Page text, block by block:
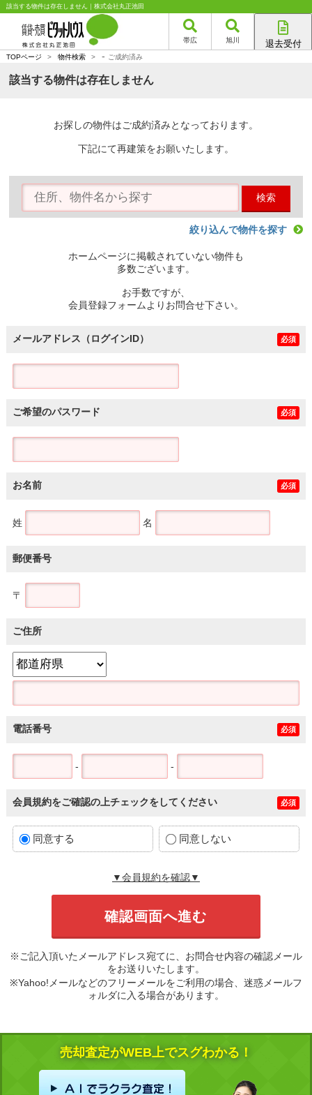
該当する物件は存在しません｜株式会社丸正池田
帯広 旭川 退去受付
TOPページ > 物件検索 > - ご成約済み
該当する物件は存在しません
お探しの物件はご成約済みとなっております。
下記にて再建策をお願いたします。
検索
絞り込んで物件を探す
ホームページに掲載されていない物件も
多数ございます。
お手数ですが、
会員登録フォームよりお問合せ下さい。
メールアドレス（ログインID） 必須
ご希望のパスワード 必須
お名前 必須
姓 名
郵便番号
〒
ご住所
電話番号 必須
- -
会員規約をご確認の上チェックをしてください 必須
同意する 同意しない
▼会員規約を確認▼
※ご記入頂いたメールアドレス宛てに、お問合せ内容の確認メール
をお送りいたします。
※Yahoo!メールなどのフリーメールをご利用の場合、迷惑メールフ
ォルダに入る場合があります。
売却査定がWEB上でスグわかる！